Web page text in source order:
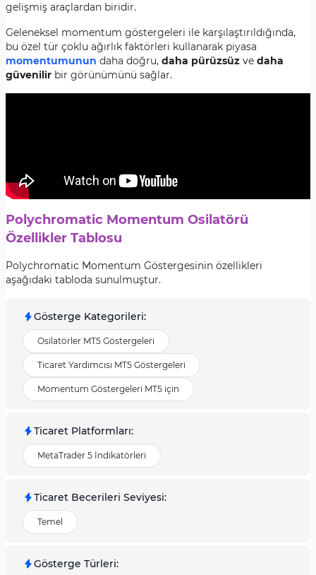
gelişmiş araçlardan biridir.
Geleneksel momentum göstergeleri ile karşılaştırıldığında,
bu özel tür çoklu ağırlık faktörleri kullanarak piyasa
momentumunun daha doğru, daha pürüzsüz ve daha
güvenilir bir görünümünü sağlar.
Polychromatic Momentum Osilatörü
Özellikler Tablosu
Polychromatic Momentum Göstergesinin özellikleri
aşağıdaki tabloda sunulmuştur.
Gösterge Kategorileri:
Osilatörler MT5 Göstergeleri
Ticaret Yardımcısı MT5 Göstergeleri
Momentum Göstergeleri MT5 için
Ticaret Platformları:
MetaTrader 5 İndikatörleri
Ticaret Becerileri Seviyesi:
Temel
Gösterge Türleri: